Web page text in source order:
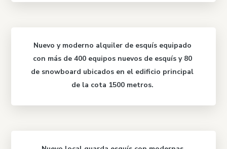
Nuevo y moderno alquiler de esquís equipado
con más de 400 equipos nuevos de esquís y 80
de snowboard ubicados en el edificio principal
de la cota 1500 metros.